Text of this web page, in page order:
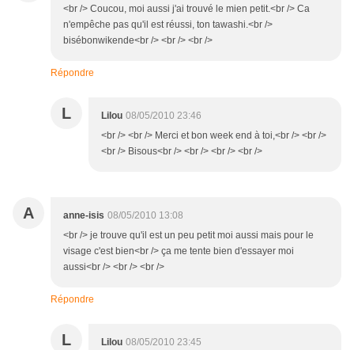
<br /> Coucou, moi aussi j'ai trouvé le mien petit.<br /> Ca
n'empêche pas qu'il est réussi, ton tawashi.<br />
bisébonwikende<br /> <br /> <br />
Répondre
L Lilou 08/05/2010 23:46
<br /> <br /> Merci et bon week end à toi,<br /> <br />
<br /> Bisous<br /> <br /> <br /> <br />
A anne-isis 08/05/2010 13:08
<br /> je trouve qu'il est un peu petit moi aussi mais pour le
visage c'est bien<br /> ça me tente bien d'essayer moi
aussi<br /> <br /> <br />
Répondre
L Lilou 08/05/2010 23:45